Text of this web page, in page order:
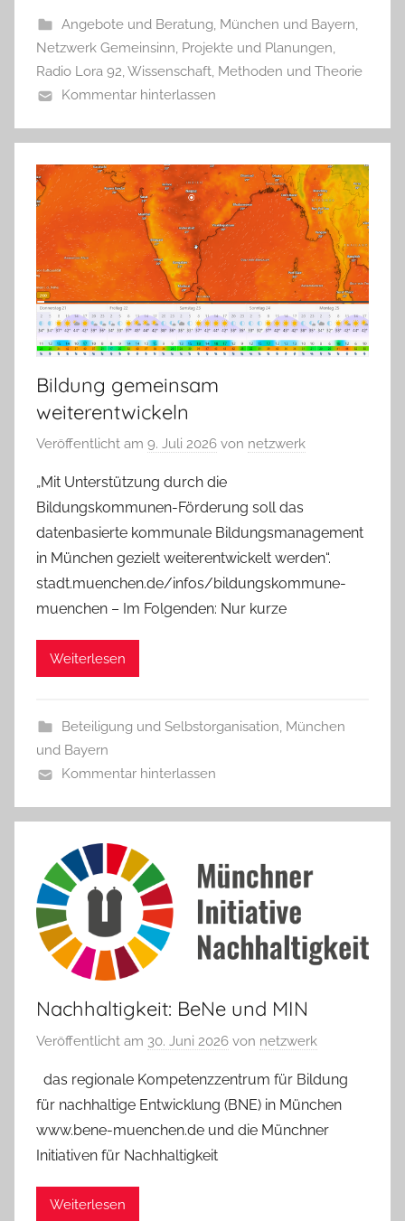
Angebote und Beratung, München und Bayern,
Netzwerk Gemeinsinn, Projekte und Planungen,
Radio Lora 92,Wissenschaft, Methoden und Theorie
Kommentar hinterlassen
Bildung gemeinsam
weiterentwickeln
Veröffentlicht am 9. Juli 2026 von netzwerk
„Mit Unterstützung durch die
Bildungskommunen-Förderung soll das
datenbasierte kommunale Bildungsmanagement
in München gezielt weiterentwickelt werden“.
stadt.muenchen.de/infos/bildungskommune-
muenchen – Im Folgenden: Nur kurze
Weiterlesen
Beteiligung und Selbstorganisation, München
und Bayern
Kommentar hinterlassen
Nachhaltigkeit: BeNe und MIN
Veröffentlicht am 30. Juni 2026 von netzwerk
das regionale Kompetenzzentrum für Bildung
für nachhaltige Entwicklung (BNE) in München
www.bene-muenchen.de und die Münchner
Initiativen für Nachhaltigkeit
Weiterlesen